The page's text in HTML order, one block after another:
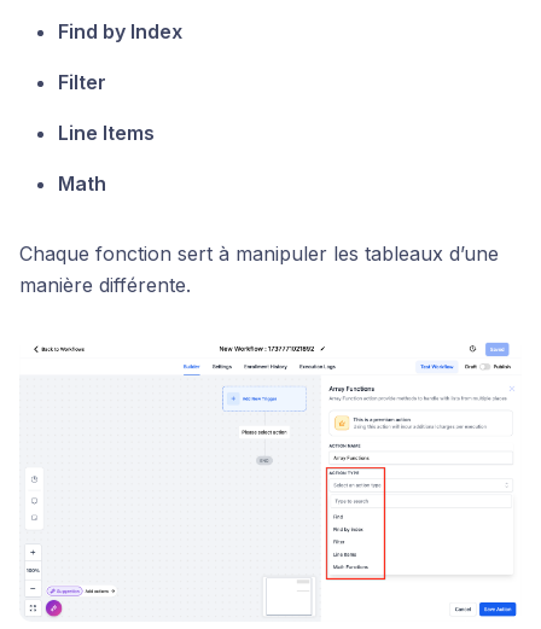
Find by Index
Filter
Line Items
Math
Chaque fonction sert à manipuler les tableaux d’une
manière différente.